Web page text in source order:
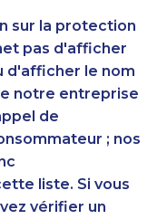
316-3407
201-0690
330-0581
489-1491
499-8204
316-3402
715-6062
788-1055
400-3268
sur la protection
pas d'afficher
d'afficher le nom
notre entreprise
de
; nos
liste. Si vous
vérifier un